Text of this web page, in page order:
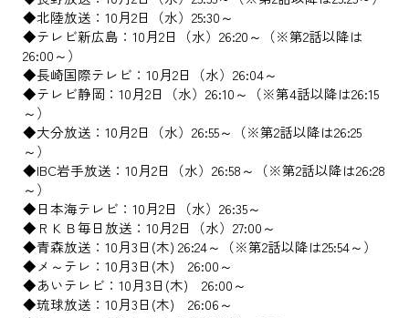
◆北陸放送：10月2日（水）25:30～
◆テレビ新広島：10月2日（水）26:20～（※第2話以降は
26:00～）
◆長崎国際テレビ：10月2日（水）26:04～
◆テレビ静岡：10月2日（水）26:10～（※第4話以降は26:15
～）
◆大分放送：10月2日（水）26:55～（※第2話以降は26:25
～）
◆IBC岩手放送：10月2日（水）26:58～（※第2話以降は26:28
～）
◆日本海テレビ：10月2日（水）26:35～
◆ＲＫＢ毎日放送：10月2日（水）27:00～
◆青森放送：10月3日(木) 26:24～（※第2話以降は25:54～）
◆メ～テレ：10月3日(木) 26:00～
◆あいテレビ：10月3日(木) 26:00～
◆琉球放送：10月3日(木) 26:06～